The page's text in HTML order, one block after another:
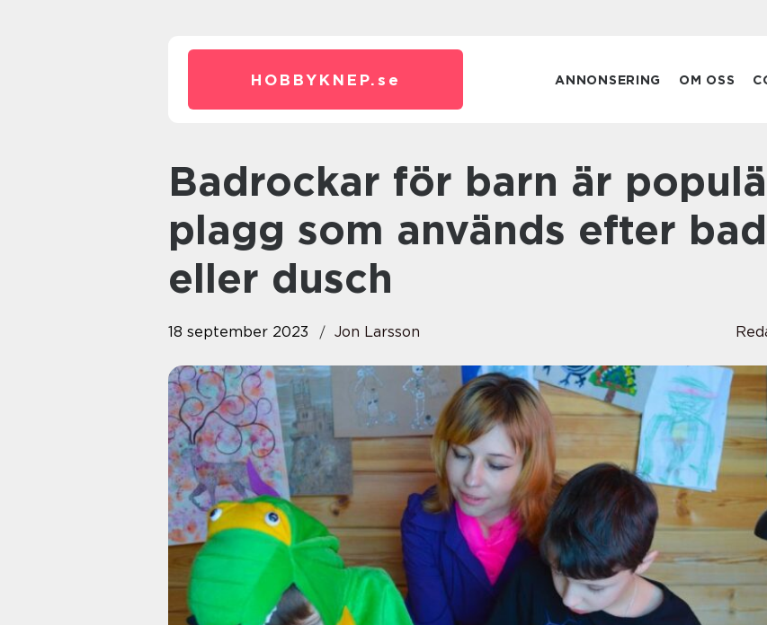
HOBBYKNEP. se ANNONSERING OM OSS
Badrockar för barn är populära
plagg som används efter bad
eller dusch
18 september 2023 Jon Larsson